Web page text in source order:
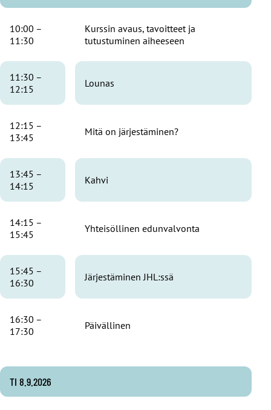
10:00 –
11:30
Kurssin avaus, tavoitteet ja
tutustuminen aiheeseen
11:30 –
12:15
Lounas
12:15 –
13:45
Mitä on järjestäminen?
13:45 –
14:15
Kahvi
14:15 –
15:45
Yhteisöllinen edunvalvonta
15:45 –
16:30
Järjestäminen JHL:ssä
16:30 –
17:30
Päivällinen
TI 8.9.2026